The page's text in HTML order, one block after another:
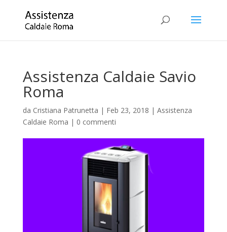
Assistenza Caldaie Savio
Roma
da Cristiana Patrunetta | Feb 23, 2018 | Assistenza
Caldaie Roma | 0 commenti